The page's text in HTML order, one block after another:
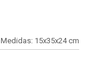
Medidas: 15x35x24 cm